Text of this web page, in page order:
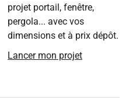
projet portail, fenêtre,
pergola... avec vos
dimensions et à prix dépôt.
Lancer mon projet